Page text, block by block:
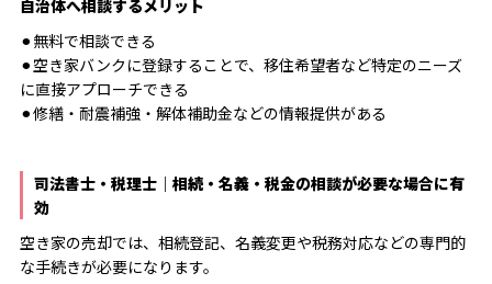
自治体へ相談するメリット
⚫︎無料で相談できる
⚫︎空き家バンクに登録することで、移住希望者など特定のニーズ
に直接アプローチできる
⚫︎修繕・耐震補強・解体補助金などの情報提供がある
司法書士・税理士｜相続・名義・税金の相談が必要な場合に有
効
空き家の売却では、相続登記、名義変更や税務対応などの専門的
な手続きが必要になります。